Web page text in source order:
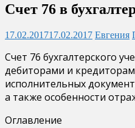
Счет 76 в
17.02.201717.02.2017 Евгения
Счет 76 бухгалтерского
дебиторами и
исполнительных
а также особенности
Оглавление